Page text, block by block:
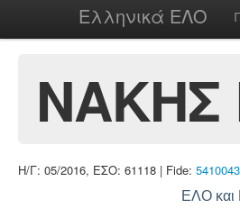
Ελληνικά ΕΛΟ
ΝΑΚΗΣ
Η/Γ: 05/2016, ΕΣΟ: 61118 | Fide:
ΕΛΟ και